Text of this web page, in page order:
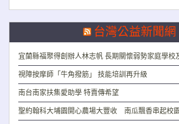
台灣公益新聞網
宜蘭縣福聚得創辦人林志帆 長期關懷弱勢家庭學校
視障按摩師「牛角撥筋」 技能培訓再升級
南台南家扶集愛助學 特賣傳希望
聖約翰科大埔園開心農場大豐收 南瓜飄香串起校